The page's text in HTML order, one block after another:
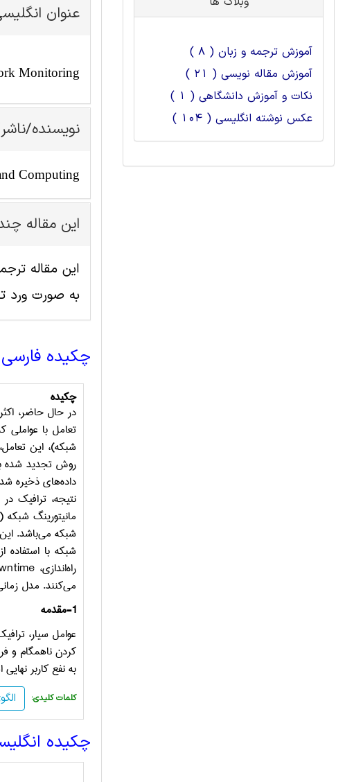
عنوان
Monitoring
نویسنده/
Computing
این مقاله
به صورت ورد
چکیده فارسی
چکیده
در حال حاضر،
تعامل با عواملی
شبکه)، این
روش تجدید شده
داده‌های ذخیره
نتیجه، ترافیک
مانیتورینگ
شبکه می‌باشد. این
شبکه با
راه‌اندازی،
می‌کنند. مدل
1-مقدمه
عوامل سیار،
کردن ناهمگام و
به نفع کاربر
:کلمات کلیدی
چکیده
آموزش ترجمه و زبان ( 8 )
آموزش مقاله نویسی ( 21 )
نکات و آموزش دانشگاهی ( 1 )
عکس نوشته انگلیسی ( 104 )